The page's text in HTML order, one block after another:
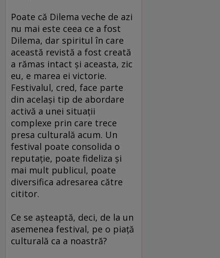
Poate că Dilema veche de azi
nu mai este ceea ce a fost
Dilema, dar spiritul în care
această revistă a fost creată
a rămas intact şi aceasta, zic
eu, e marea ei victorie.
Festivalul, cred, face parte
din acelaşi tip de abordare
activă a unei situaţii
complexe prin care trece
presa culturală acum. Un
festival poate consolida o
reputaţie, poate fideliza şi
mai mult publicul, poate
diversifica adresarea către
cititor.
Ce se aşteaptă, deci, de la un
asemenea festival, pe o piaţă
culturală ca a noastră?